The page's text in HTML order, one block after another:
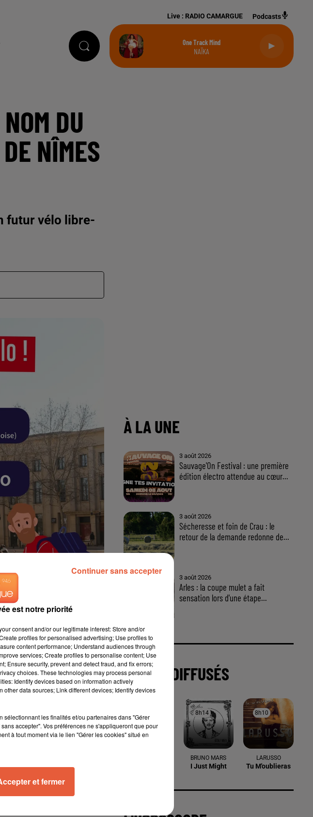
Live : RADIO CAMARGUE Podcasts
One Track Mind
NAÏKA
DU
NÎMES
futur vélo libre-
urbaine
le futur vélo en libre-
de la métropole
À LA UNE
3 août 2026
Sauvage'On Festival : une première
édition électro attendue au cœur...
3 août 2026
Sécheresse et foin de Crau : le
retour de la demande redonne de...
3 août 2026
Arles : la coupe mulet a fait
sensation lors d'une étape...
TITRES DIFFUSÉS
8h14
8h14
BRUNO MARS
I Just Might
8h10
8h10
LARUSSO
Tu M'oublieras
est notre priorité
consent and/or our legitimate interest: Store and/or
profiles for personalised advertising; Use profiles to
content performance; Understand audiences through
services; Create profiles to personalise content; Use
Ensure security, prevent and detect fraud, and fix errors;
choices. These technologies may process personal
Identify devices based on information actively
data sources; Link different devices; Identify devices
sélectionnant les finalités et/ou partenaires dans "Gérer
accepter". Vos préférences ne s'appliqueront que pour
à tout moment via le lien "Gérer les cookies" situé en
et fermer
Continuer sans accepter